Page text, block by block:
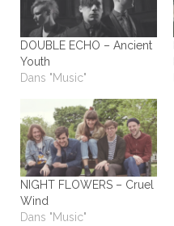
DOUBLE ECHO – Ancient
Youth
Dans "Music"
NIGHT FLOWERS – Cruel
Wind
Dans "Music"